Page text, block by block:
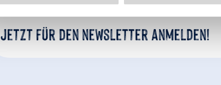
Jetzt für den newsletter anmelden!